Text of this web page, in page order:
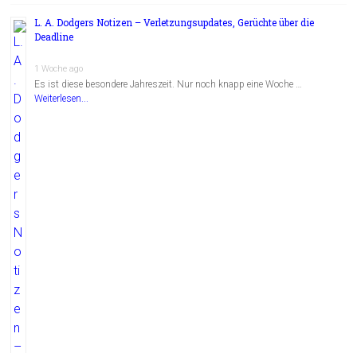
L. A. Dodgers Notizen – Verletzungsupdates, Gerüchte über die
Deadline
1 Woche ago
Es ist diese besondere Jahreszeit. Nur noch knapp eine Woche …
Weiterlesen...